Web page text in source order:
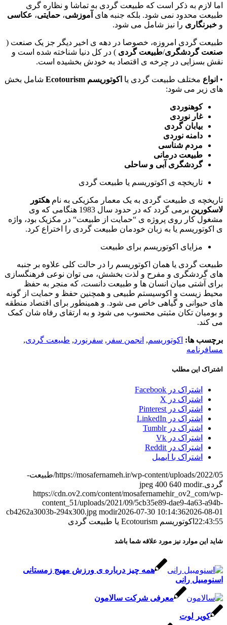
اما لازم به ذکر است که طبیعت گردی به تماشا و نظاره گری
طبیعت محدود نمی شود. بلکه جنبه های آموزشی، حمایتی، عکاسی
و خبرنگاری را نیز شامل می شود.
طبیعت گردی امروزه، خصوصا در دهه ی اخیر دیگر جز یک صنعت (
صنعت گردشگری/طبیعت گردی ) در کل دنیا شناخته شده است و
نقش بسزایی در چرخه ی اقتصاد به خودش بخشیده است.
• انواع مختلف طبیعت گردی یا اکوتوریسم Ecotourism شامل بخش
های زیر می شود:
کوهنوردی
غار نوردی
بیابان گردی
دامنه نوردی
مردم شناسی
طبیعت درمانی
گردشگری آبی و ساحلی
تاریخچه ی اکوتوریسم یا طبیعت گردی
تاریخچه ی طبیعت گردی به یک معمار مکزیکی به نام هکتور
لاسکورین برمی گردد که در حدود سال
هنگامی که وی
مشغول کار روی پروژه ی “حمایت از طبیعت“ در مکزیک بود، واژه
ی اکوتوریسم یا به زبان خودمان طبیعت گردی را اختراع کرد.
مزایای اکوتوریسم برای طبیعت
طبیعت گردی یا همان اکوتوریسم را در حالت کلی علاوه بر جنبه
های گردشگری و مفرح و لذت بخشش، می توان نوعی فرهنگسازی
برای آشتی میان انسان ها و طبیعت دانست، که منجر به حفظ
محیط زیست و اکوسیستم طبیعی و همچنین حفظ و حمایت از گونه
های حیوانی و گیاهی خاص می شود. و همینطور برای اقتصاد منطقه
و بومیان تکان مثبتی محسوب می شود و به ارتقای رفاه شان کمک
می کند.
برچسب ها: اکوتوریسم, انجمن سفر , سفرنورد, طبیعت گردی,
مسافرنامه
اشتراک این مطلب
اشتراک در Facebook
اشتراک در X
اشتراک در Pinterest
اشتراک در LinkedIn
اشتراک در Tumblr
اشتراک در Vk
اشتراک در Reddit
اشتراک با ایمیل
https://mosafernameh.ir/wp-content/uploads/2022/05/طبیعت-
گردی.jpeg
400 640 modir
https://cdn.ov2.com/content/mosafernamehir_ov2_com/wp-
content_51/uploads/2021/09/5cb35e89-dae9-4a63-a94b-
cb4262a3003b-294x300.jpg modir2026-07-30 10:14:362026-08-01
22:43:55 اکوتوریسم Ecotourism یا طبیعت گردی
شاید این موارد نیز مورد علاقه شما باشد
همه چیز درباره ی ورزش مهیج زمستانی
اسنومبیل رانی
معرفی شرکت سالامون
کویر لوت